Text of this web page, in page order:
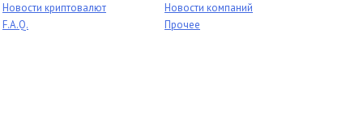
Новости криптовалют
F.A.Q.
Новости компаний
Прочее